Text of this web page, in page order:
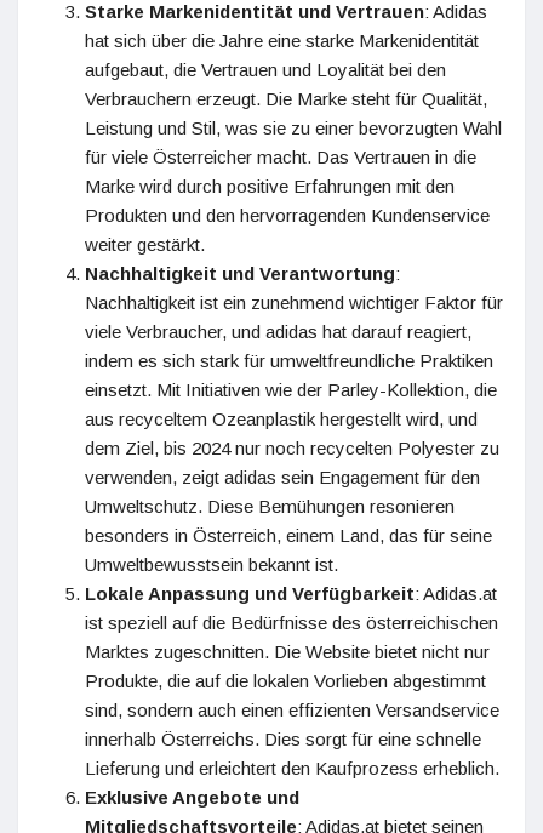
Starke Markenidentität und Vertrauen: Adidas
hat sich über die Jahre eine starke Markenidentität
aufgebaut, die Vertrauen und Loyalität bei den
Verbrauchern erzeugt. Die Marke steht für Qualität,
Leistung und Stil, was sie zu einer bevorzugten Wahl
für viele Österreicher macht. Das Vertrauen in die
Marke wird durch positive Erfahrungen mit den
Produkten und den hervorragenden Kundenservice
weiter gestärkt.
Nachhaltigkeit und Verantwortung:
Nachhaltigkeit ist ein zunehmend wichtiger Faktor für
viele Verbraucher, und adidas hat darauf reagiert,
indem es sich stark für umweltfreundliche Praktiken
einsetzt. Mit Initiativen wie der Parley-Kollektion, die
aus recyceltem Ozeanplastik hergestellt wird, und
dem Ziel, bis 2024 nur noch recycelten Polyester zu
verwenden, zeigt adidas sein Engagement für den
Umweltschutz. Diese Bemühungen resonieren
besonders in Österreich, einem Land, das für seine
Umweltbewusstsein bekannt ist.
Lokale Anpassung und Verfügbarkeit: Adidas.at
ist speziell auf die Bedürfnisse des österreichischen
Marktes zugeschnitten. Die Website bietet nicht nur
Produkte, die auf die lokalen Vorlieben abgestimmt
sind, sondern auch einen effizienten Versandservice
innerhalb Österreichs. Dies sorgt für eine schnelle
Lieferung und erleichtert den Kaufprozess erheblich.
Exklusive Angebote und
Mitgliedschaftsvorteile: Adidas.at bietet seinen